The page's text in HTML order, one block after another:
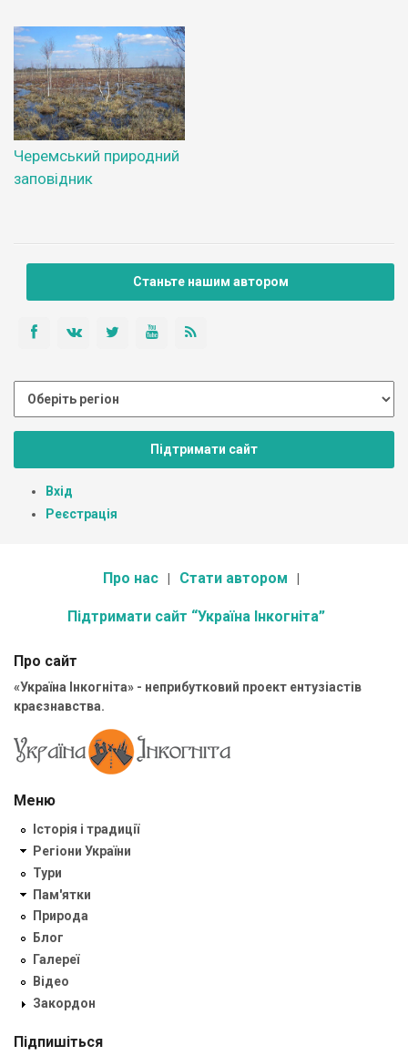
Черемський природний
заповідник
Станьте нашим автором
Підтримати сайт
Вхід
Реєстрація
Про нас Стати автором
Підтримати сайт “Україна Інкогніта”
Про сайт
«Україна Інкогніта» - неприбутковий проект ентузіастів
краєзнавства.
Меню
Історія і традиції
Регіони України
Тури
Пам'ятки
Природа
Блог
Галереї
Відео
Закордон
Підпишіться